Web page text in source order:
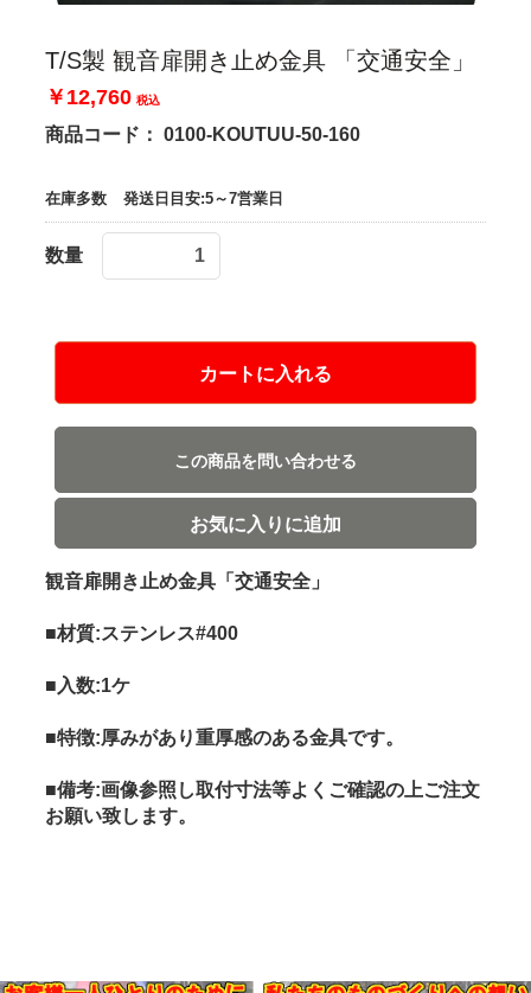
T/S製 観音扉開き止め金具 「交通安全」
￥12,760 税込
商品コード： 0100-KOUTUU-50-160
在庫多数 発送日目安:5～7営業日
数量
カートに入れる
この商品を問い合わせる
お気に入りに追加
観音扉開き止め金具「交通安全」
■材質:ステンレス#400
■入数:1ケ
■特徴:厚みがあり重厚感のある金具です。
■備考:画像参照し取付寸法等よくご確認の上ご注文
お願い致します。